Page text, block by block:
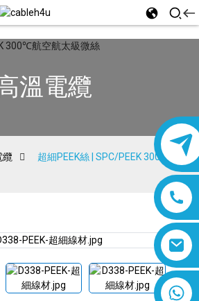
8618019377761
溫電纜
纜
超細PEEK絲 | SPC/PEEK 300℃航空